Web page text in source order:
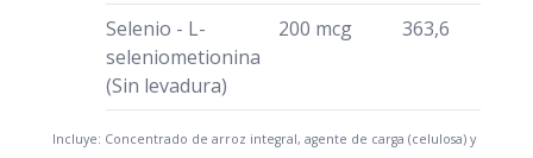
Selenio - L-
seleniometionina
(Sin levadura)
200 mcg 363,6
Incluye: Concentrado de arroz integral, agente de carga (celulosa) y